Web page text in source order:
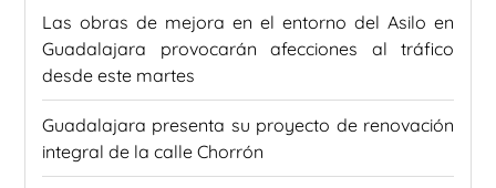
Las obras de mejora en el entorno del Asilo en
Guadalajara provocarán afecciones al tráfico
desde este martes
Guadalajara presenta su proyecto de renovación
integral de la calle Chorrón